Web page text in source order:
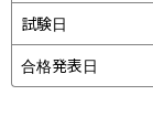
試験日
合格発表日